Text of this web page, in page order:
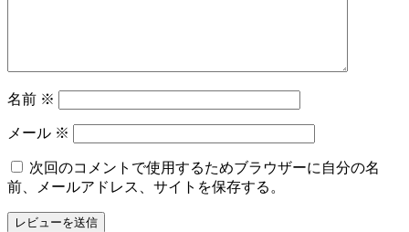
名前 ※
メール ※
次回のコメントで使用するためブラウザーに自分の名
前、メールアドレス、サイトを保存する。